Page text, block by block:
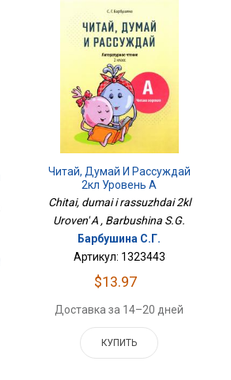
Читай, Думай И Рассуждай
2кл Уровень А
Chitai, dumai i rassuzhdai 2kl
Uroven' A , Barbushina S.G.
Барбушина С.Г.
Артикул: 1323443
$13.97
Доставка за 14–20 дней
КУПИТЬ